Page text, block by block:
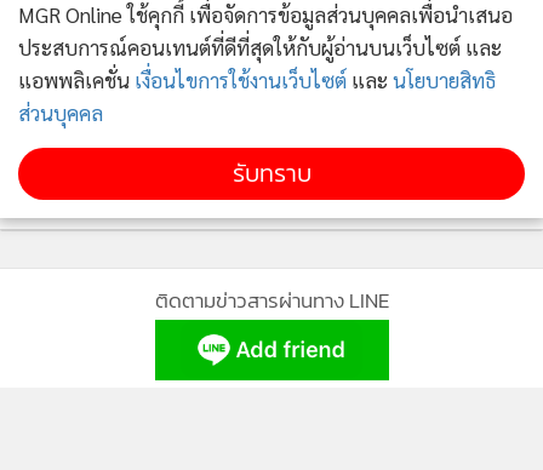
ติดตามข่าวสารผ่านทาง LINE
MGR Online ใช้คุกกี้ เพื่อจัดการข้อมูลส่วนบุคคลเพื่อนำเสนอ
ประสบการณ์คอนเทนต์ที่ดีที่สุดให้กับผู้อ่านบนเว็บไซต์ และ
แอพพลิเคชั่น เงื่อนไขการใช้งานเว็บไซต์ และ นโยบายสิทธิ
ส่วนบุคคล
รับทราบ